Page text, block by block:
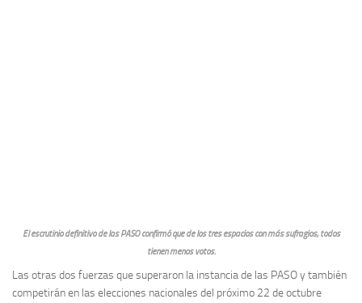
El escrutinio definitivo de las PASO confirmó que de los tres espacios con más sufragios, todos
tienen menos votos.
Las otras dos fuerzas que superaron la instancia de las PASO y también
competirán en las elecciones nacionales del próximo 22 de octubre